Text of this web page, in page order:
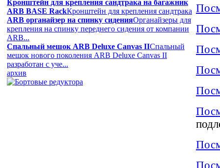
Кронштейн для крепления сандтрака на багажник
ARB BASE RackКронштейн для крепления сандтрака
ARB органайзер на спинку сиденияОрганайзеры для
крепления на спинку переднего сидения от компании
ARB...
Спальный мешок ARB Deluxe Canvas IIСпальный
мешок нового поколения ARB Deluxe Canvas II
разработан с уче...
архив